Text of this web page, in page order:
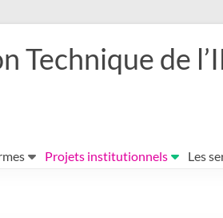
Technique de
Projets institutionnels Les